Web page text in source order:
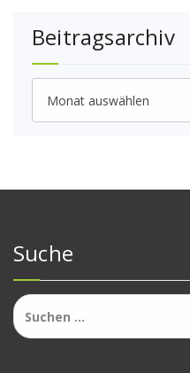
Beitragsarchiv
Suche
Suchen
nach: